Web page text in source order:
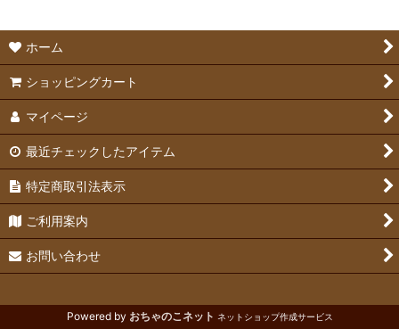
ライオンヘッド
ジャージーウーリー
ドワーフホト
チンチラ
ホーム
ショッピングカート
マイページ
最近チェックしたアイテム
特定商取引法表示
ご利用案内
お問い合わせ
Powered by おちゃのこネット ネットショップ作成サービス